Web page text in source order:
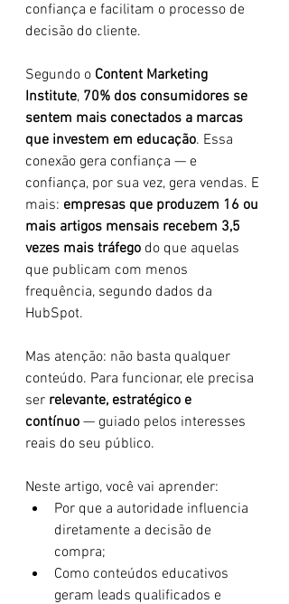
confiança e facilitam o processo de
decisão do cliente.
Segundo o Content Marketing
Institute, 70% dos consumidores se
sentem mais conectados a marcas
que investem em educação. Essa
conexão gera confiança — e
confiança, por sua vez, gera vendas. E
mais: empresas que produzem 16 ou
mais artigos mensais recebem 3,5
vezes mais tráfego do que aquelas
que publicam com menos
frequência, segundo dados da
HubSpot.
Mas atenção: não basta qualquer
conteúdo. Para funcionar, ele precisa
ser relevante, estratégico e
contínuo — guiado pelos interesses
reais do seu público.
Neste artigo, você vai aprender:
Por que a autoridade influencia
diretamente a decisão de
compra;
Como conteúdos educativos
geram leads qualificados e